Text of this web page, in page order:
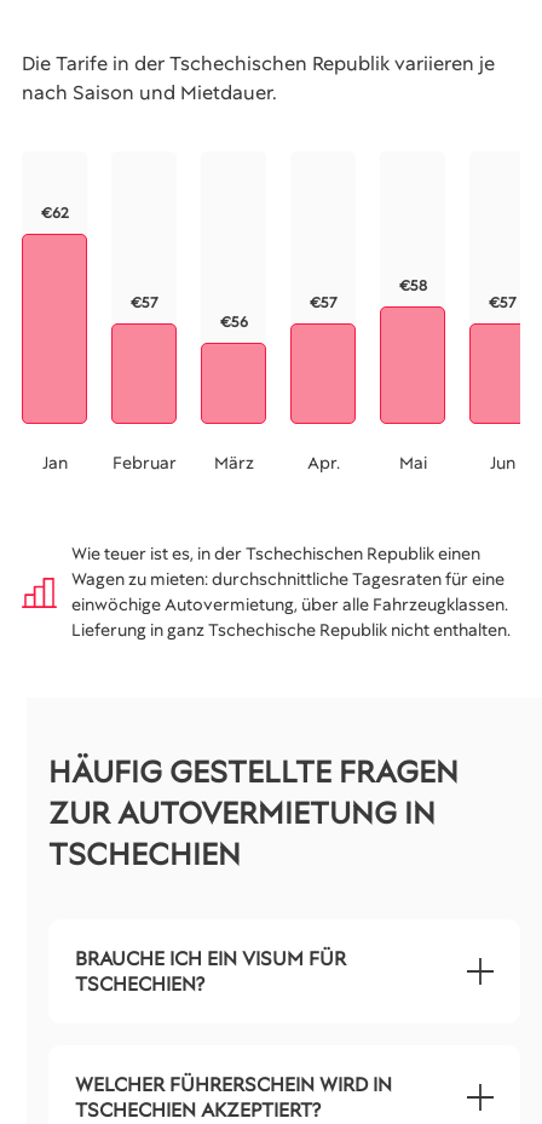
Die Tarife in der Tschechischen Republik variieren je
nach Saison und Mietdauer.
€62
€57
€56
€57
€58
€57
Jan Februar März Apr. Mai Jun
Wie teuer ist es, in der Tschechischen Republik einen
Wagen zu mieten: durchschnittliche Tagesraten für eine
einwöchige Autovermietung, über alle Fahrzeugklassen.
Lieferung in ganz Tschechische Republik nicht enthalten.
HÄUFIG GESTELLTE FRAGEN
ZUR AUTOVERMIETUNG IN
TSCHECHIEN
BRAUCHE ICH EIN VISUM FÜR
TSCHECHIEN?
WELCHER FÜHRERSCHEIN WIRD IN
TSCHECHIEN AKZEPTIERT?